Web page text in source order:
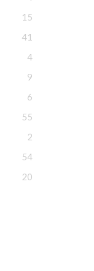
15
41
4
9
6
55
2
54
20